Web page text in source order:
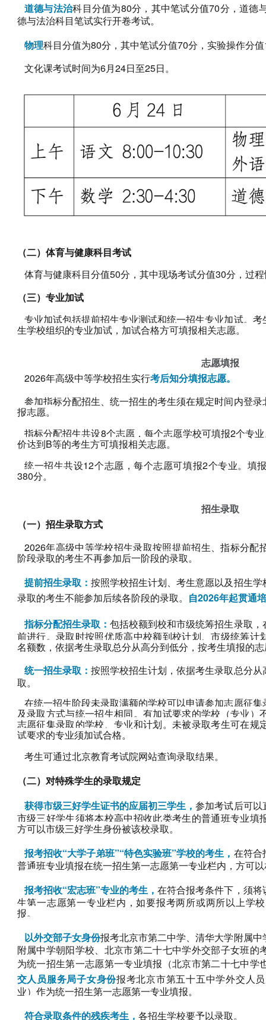
道德与法治科目分值为80分，其中笔试分值70分，道德
德与法治科目笔试实行开卷考试。
物理科目分值为80分，其中笔试分值70分，实验操作分
文化课考试时间为6月24日至25日。
（二）体育与健康科目考试
体育与健康科目分值50分，其中现场考试分值30分，过
（三）专业加试
专业加试包括提前招生专业测试和统一招生专业加试。
生学校组织的专业加试，加试合格方可填报相关志愿。
志愿填报
2026年高级中等学校招生实行考后知分填报志愿。
参加指标分配招生、统一招生的考生须在规定时间内登
报志愿。
指标分配招生共设8个志愿，每个志愿学校可填报2个专
价达到B等的考生方可填报相关志愿。
统一招生共设12个志愿，每个志愿可填报2个专业。填
380分。
招生录取
（一）招生录取方式
2026年高级中等学校招生录取按照提前招生、指标分配
阶段录取的考生不再参加后一阶段的录取。
提前招生录取： 按照学校招生计划、考生意愿以及招生
录取的考生不能参加后续各阶段的录取。 自2026年起贯通
指标分配招生录取： 包括校额到校和市级统筹招生录取
前进行。录取时按照优质高中校额到校计划、市级统筹计
名额数，依据考生录取总分从高分到低分，按考生填报的
统一招生录取： 按照学校招生计划，依据考生录取总分
取。
在统一招生阶段未录取满额的学校可以申请参加志愿征
及录取方式与统一招生相同。有加试要求的学校（专业）
志愿征集录取的学校、专业和计划。未被录取考生可在规
试要求的专业须加试合格。
考生可通过北京教育考试院网站查询录取结果。
（二）对特殊学生的录取规定
获得市级三好学生证书的应届初三学生，参加考试后可
市级三好学生须将本校高中招收此类考生的普通班专业填
方可以市级三好学生身份被该校录取。
报考招收“大学子弟班”“特色实验班”学校的考生， 在符合
普通班专业填报在统一招生第一志愿第一专业栏内，方可
报考招收“宏志班”专业的考生，在符合报考条件下，须
生第一志愿第一专业栏内，如要报考两所或两所以上学
报。
以外交部子女身份报考北京市第二中学、清华大学附属
附属中学朝阳学校、北京市第二十七中学外交部子女班的
为统一招生第一志愿第一专业填报（北京市第二十七中学
交人员服务局子女身份报考北京市第五十五中学外交人
业）作为统一招生第一志愿第一专业填报。
符合录取条件的残疾考生， 各招生学校要予以录取。